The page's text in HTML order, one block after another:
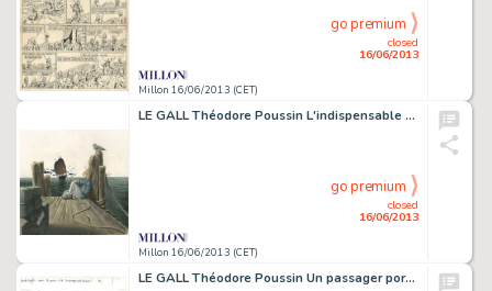
Millon 16/06/2013 (CET)
closed
16/06/2013
go premium
LE GALL Théodore Poussin L'indispensable Encres de couleur pour ce très
Millon 16/06/2013 (CET)
closed
16/06/2013
go premium
LE GALL Théodore Poussin Un passager porté disparu Encre de Chine pour